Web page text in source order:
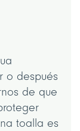
o después
de que
toalla es